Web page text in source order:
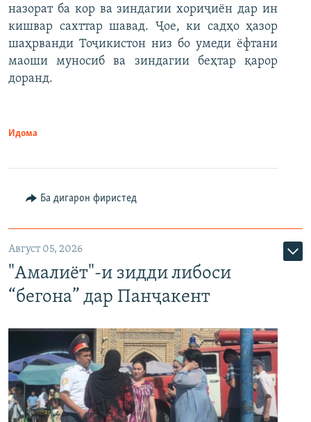
назорат ба кор ва зиндагии хориҷиён дар ин
кишвар сахттар шавад. Ҷое, ки садҳо ҳазор
шаҳрванди Тоҷикистон низ бо умеди ёфтани
маоши муносиб ва зиндагии беҳтар қарор
доранд.
Идома
Ба дигарон фиристед
Август 05, 2026
"Амалиёт"-и зидди либоси
“бегона” дар Панҷакент